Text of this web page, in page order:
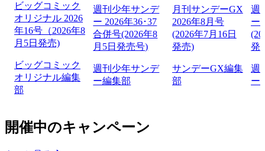
ビッグコミック
オリジナル 2026
年16号（2026年8
月5日発売)
ビッグコミック
オリジナル編集
部
週刊少年サンデ
ー 2026年36･37
合併号(2026年8
月5日発売号)
週刊少年サンデ
ー編集部
月刊サンデーGX
2026年8月号
(2026年7月16日
発売)
サンデーGX編集
部
週
ー
発
週
ー
開催中のキャンペーン